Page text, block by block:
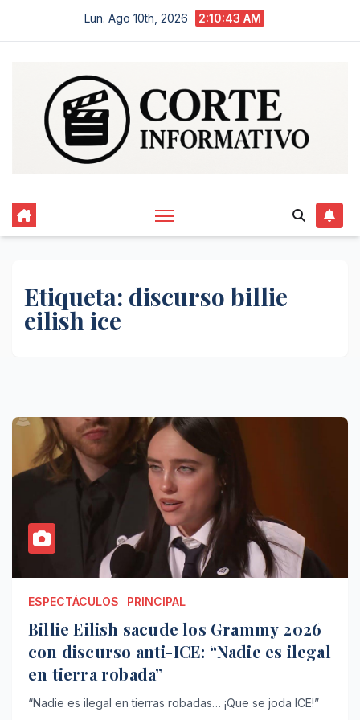
Lun. Ago 10th, 2026 2:10:44 AM
Etiqueta: discurso billie
eilish ice
ESPECTÁCULOS PRINCIPAL
Billie Eilish sacude los Grammy 2026
con discurso anti-ICE: “Nadie es ilegal
en tierra robada”
“Nadie es ilegal en tierras robadas… ¡Que se joda ICE!”